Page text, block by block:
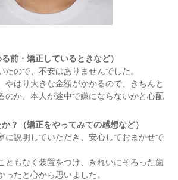
前・矯正しているときなど）
たので、不安はありませんでした。
やはり大きな金額がかかるので、きちんと
のか、本人が途中で嫌にならないかと心配
？（矯正をやってみての感想など）
に説明していただき、安心しておまかせで
ともなく装置をつけ、きれいにそろった歯
ったと心から思いました。